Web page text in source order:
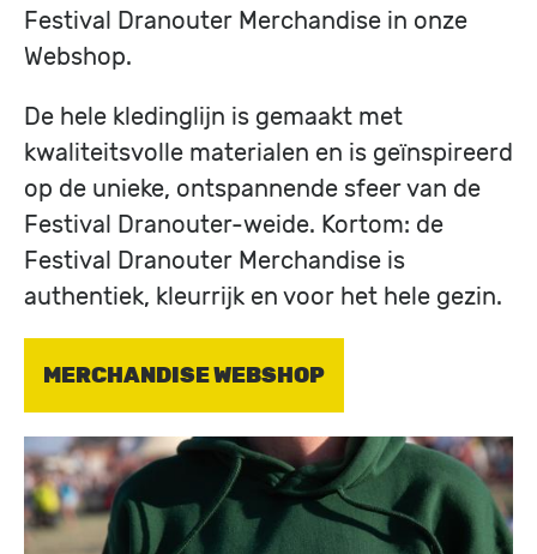
Festival Dranouter Merchandise in onze
Webshop.
De hele kledinglijn is gemaakt met
kwaliteitsvolle materialen en is geïnspireerd
op de unieke, ontspannende sfeer van de
Festival Dranouter-weide. Kortom: de
Festival Dranouter Merchandise is
authentiek, kleurrijk en voor het hele gezin.
MERCHANDISE WEBSHOP
Image